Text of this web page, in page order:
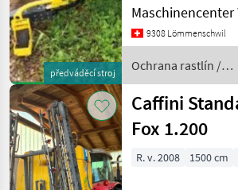
předváděcí stroj
Kommunaleinsatz.
Frontanbau mit 400mm
im
9308 Lömmenschwil
Ochrana rastlín /
Caffini
Caffini
Fox 1.200
R. v. 2008 1500 cm